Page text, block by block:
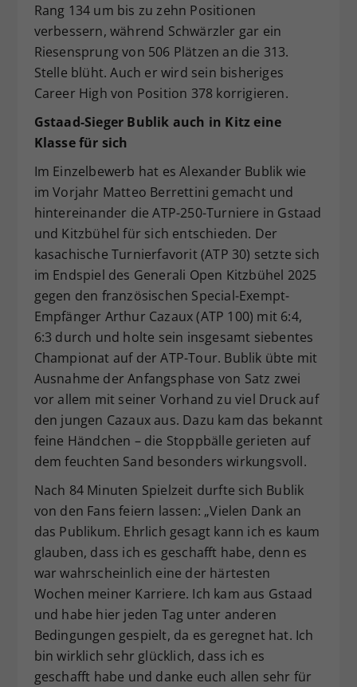
Rang 134 um bis zu zehn Positionen
verbessern, während Schwärzler gar ein
Riesensprung von 506 Plätzen an die 313.
Stelle blüht. Auch er wird sein bisheriges
Career High von Position 378 korrigieren.
Gstaad-Sieger Bublik auch in Kitz eine
Klasse für sich
Im Einzelbewerb hat es Alexander Bublik wie
im Vorjahr Matteo Berrettini gemacht und
hintereinander die ATP-250-Turniere in Gstaad
und Kitzbühel für sich entschieden. Der
kasachische Turnierfavorit (ATP 30) setzte sich
im Endspiel des Generali Open Kitzbühel 2025
gegen den französischen Special-Exempt-
Empfänger Arthur Cazaux (ATP 100) mit 6:4,
6:3 durch und holte sein insgesamt siebentes
Championat auf der ATP-Tour. Bublik übte mit
Ausnahme der Anfangsphase von Satz zwei
vor allem mit seiner Vorhand zu viel Druck auf
den jungen Cazaux aus. Dazu kam das bekannt
feine Händchen – die Stoppbälle gerieten auf
dem feuchten Sand besonders wirkungsvoll.
Nach 84 Minuten Spielzeit durfte sich Bublik
von den Fans feiern lassen: „Vielen Dank an
das Publikum. Ehrlich gesagt kann ich es kaum
glauben, dass ich es geschafft habe, denn es
war wahrscheinlich eine der härtesten
Wochen meiner Karriere. Ich kam aus Gstaad
und habe hier jeden Tag unter anderen
Bedingungen gespielt, da es geregnet hat. Ich
bin wirklich sehr glücklich, dass ich es
geschafft habe und danke euch allen sehr für